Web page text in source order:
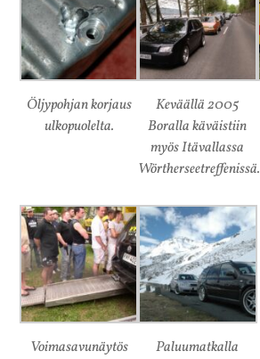
Öljypohjan korjaus
ulkopuolelta.
Keväällä 2005
Boralla käväistiin
myös Itävallassa
Wörtherseetreffenissä.
Voimasavunäytös Paluumatkalla